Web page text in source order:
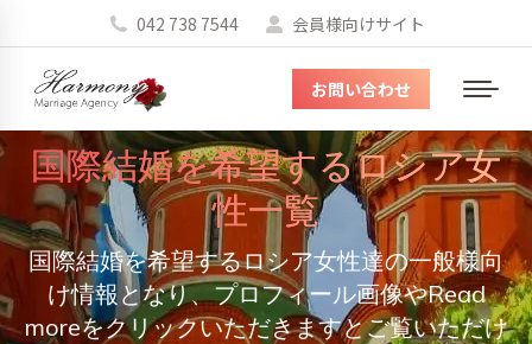
042 738 7544 会員様向けサイト
メ
ニ
ュ
ー
お問い合わせ
国際結婚を希望するロシア女
性一覧
国際結婚を希望するロシア女性達の一般様向
け情報となり、プロフィール画像やRead
moreをクリックいただきますとご覧いただけ
You are here: